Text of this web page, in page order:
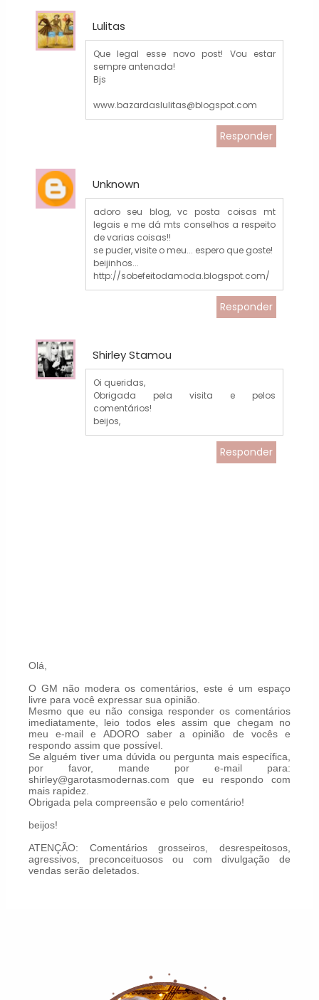
Lulitas
Que legal esse novo post! Vou estar
sempre antenada!
Bjs
www.bazardaslulitas@blogspot.com
Responder
Unknown
adoro seu blog, vc posta coisas mt
legais e me dá mts conselhos a respeito
de varias coisas!!
se puder, visite o meu... espero que goste!
beijinhos...
http://sobefeitodamoda.blogspot.com/
Responder
Shirley Stamou
Oi queridas,
Obrigada pela visita e pelos
comentários!
beijos,
Responder
Olá,
O GM não modera os comentários, este é um espaço
livre para você expressar sua opinião.
Mesmo que eu não consiga responder os comentários
imediatamente, leio todos eles assim que chegam no
meu e-mail e ADORO saber a opinião de vocês e
respondo assim que possível.
Se alguém tiver uma dúvida ou pergunta mais específica,
por favor, mande por e-mail para:
shirley@garotasmodernas.com que eu respondo com
mais rapidez.
Obrigada pela compreensão e pelo comentário!
beijos!
ATENÇÃO: Comentários grosseiros, desrespeitosos,
agressivos, preconceituosos ou com divulgação de
vendas serão deletados.